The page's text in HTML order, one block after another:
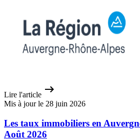
Lire l'article
Mis à jour le 28 juin 2026
Les taux immobiliers en
Août 2026